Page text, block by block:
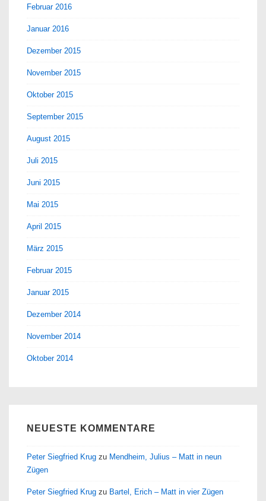
Februar 2016
Januar 2016
Dezember 2015
November 2015
Oktober 2015
September 2015
August 2015
Juli 2015
Juni 2015
Mai 2015
April 2015
März 2015
Februar 2015
Januar 2015
Dezember 2014
November 2014
Oktober 2014
NEUESTE KOMMENTARE
Peter Siegfried Krug zu Mendheim, Julius – Matt in neun
Zügen
Peter Siegfried Krug zu Bartel, Erich – Matt in vier Zügen